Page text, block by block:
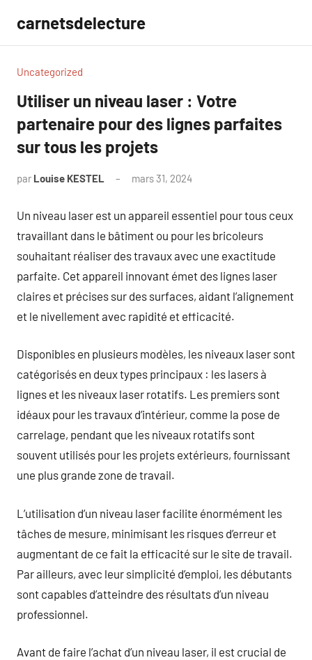
contenu
carnetsdelecture
Uncategorized
Utiliser un niveau laser : Votre
partenaire pour des lignes parfaites
sur tous les projets
par Louise KESTEL mars 31, 2024
Un niveau laser est un appareil essentiel pour tous ceux
travaillant dans le bâtiment ou pour les bricoleurs
souhaitant réaliser des travaux avec une exactitude
parfaite. Cet appareil innovant émet des lignes laser
claires et précises sur des surfaces, aidant l’alignement
et le nivellement avec rapidité et efficacité.
Disponibles en plusieurs modèles, les niveaux laser sont
catégorisés en deux types principaux : les lasers à
lignes et les niveaux laser rotatifs. Les premiers sont
idéaux pour les travaux d’intérieur, comme la pose de
carrelage, pendant que les niveaux rotatifs sont
souvent utilisés pour les projets extérieurs, fournissant
une plus grande zone de travail.
L’utilisation d’un niveau laser facilite énormément les
tâches de mesure, minimisant les risques d’erreur et
augmentant de ce fait la efficacité sur le site de travail.
Par ailleurs, avec leur simplicité d’emploi, les débutants
sont capables d’atteindre des résultats d’un niveau
professionnel.
Avant de faire l’achat d’un niveau laser, il est crucial de